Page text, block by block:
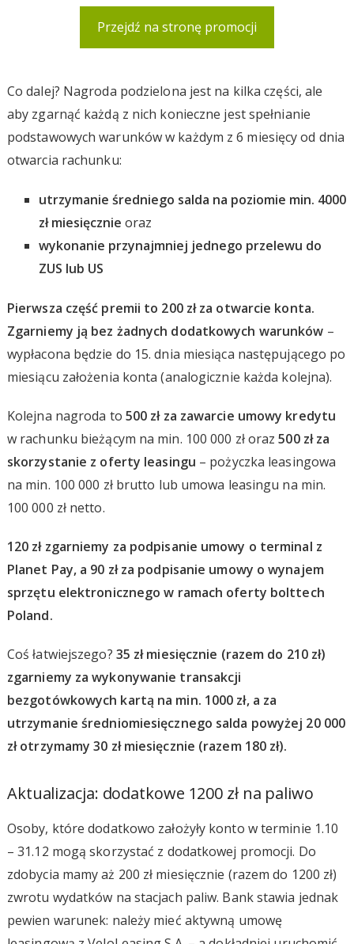
Przejdź na stronę promocji
Co dalej? Nagroda podzielona jest na kilka części, ale
aby zgarnąć każdą z nich konieczne jest spełnianie
podstawowych warunków w każdym z 6 miesięcy od dnia
otwarcia rachunku:
utrzymanie średniego salda na poziomie min. 4000
zł miesięcznie oraz
wykonanie przynajmniej jednego przelewu do
ZUS lub US
Pierwsza część premii to 200 zł za otwarcie konta.
Zgarniemy ją bez żadnych dodatkowych warunków –
wypłacona będzie do 15. dnia miesiąca następującego po
miesiącu założenia konta (analogicznie każda kolejna).
Kolejna nagroda to 500 zł za zawarcie umowy kredytu
w rachunku bieżącym na min. 100 000 zł oraz500 zł za
skorzystanie z oferty leasingu – pożyczka leasingowa
na min. 100 000 zł brutto lub umowa leasingu na min.
100 000 zł netto.
120 zł zgarniemy za podpisanie umowy o terminal z
Planet Pay, a 90 zł za podpisanie umowy o wynajem
sprzętu elektronicznego w ramach oferty bolttech
Poland.
Coś łatwiejszego? 35 zł miesięcznie (razem do 210 zł)
zgarniemy za wykonywanie transakcji
bezgotówkowych kartą na min. 1000 zł, a za
utrzymanie średniomiesięcznego salda powyżej 20 000
zł otrzymamy 30 zł miesięcznie (razem 180 zł).
Aktualizacja: dodatkowe 1200 zł na paliwo
Osoby, które dodatkowo założyły konto w terminie 1.10
– 31.12 mogą skorzystać z dodatkowej promocji. Do
zdobycia mamy aż 200 zł miesięcznie (razem do 1200 zł)
zwrotu wydatków na stacjach paliw. Bank stawia jednak
pewien warunek: należy mieć aktywną umowę